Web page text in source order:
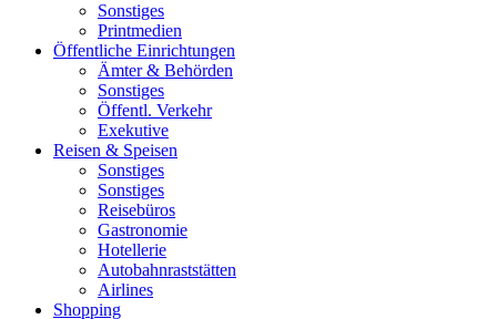
Sonstiges
Printmedien
Öffentliche Einrichtungen
Ämter & Behörden
Sonstiges
Öffentl. Verkehr
Exekutive
Reisen & Speisen
Sonstiges
Sonstiges
Reisebüros
Gastronomie
Hotellerie
Autobahnraststätten
Airlines
Shopping